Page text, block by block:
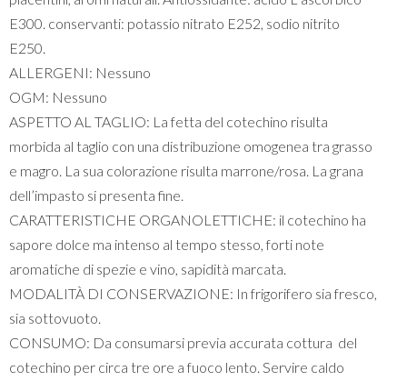
E300. conservanti: potassio nitrato E252, sodio nitrito
E250.
ALLERGENI: Nessuno
OGM: Nessuno
ASPETTO AL TAGLIO: La fetta del cotechino risulta
morbida al taglio con una distribuzione omogenea tra grasso
e magro. La sua colorazione risulta marrone/rosa. La grana
dell’impasto si presenta fine.
CARATTERISTICHE ORGANOLETTICHE: il cotechino ha
sapore dolce ma intenso al tempo stesso, forti note
aromatiche di spezie e vino, sapidità marcata.
MODALITÀ DI CONSERVAZIONE: In frigorifero sia fresco,
sia sottovuoto.
CONSUMO: Da consumarsi previa accurata cottura del
cotechino per circa tre ore a fuoco lento. Servire caldo